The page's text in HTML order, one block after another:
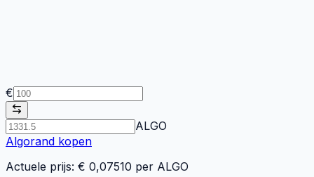
€
ALGO
Algorand kopen
Actuele prijs: € 0,07510 per ALGO